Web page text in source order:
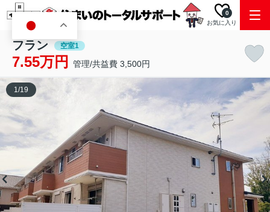
お気に入り
0
フラン 空室1
7.55万円 管理/共益費 3,500円
1/19